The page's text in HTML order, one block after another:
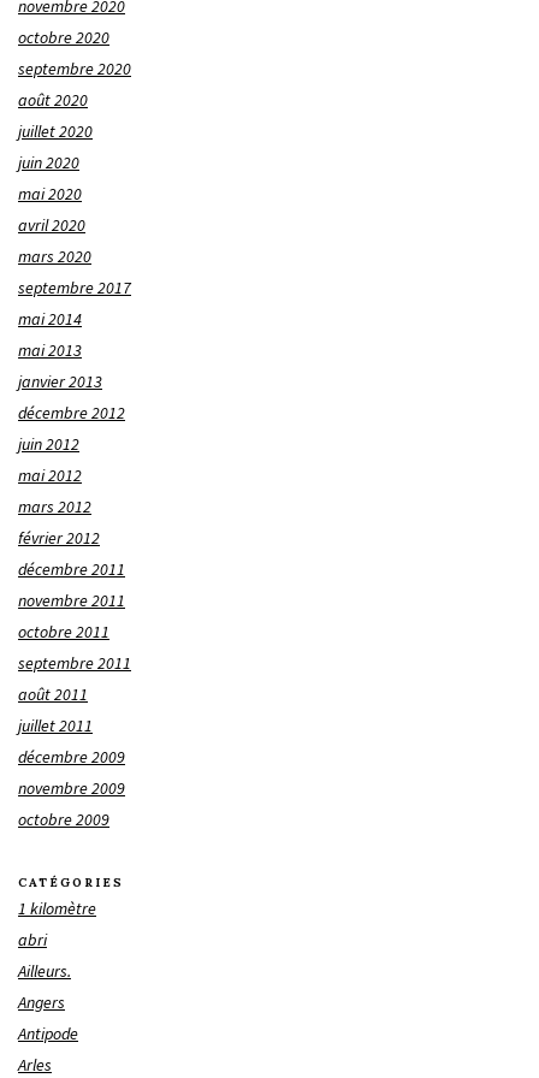
novembre 2020
octobre 2020
septembre 2020
août 2020
juillet 2020
juin 2020
mai 2020
avril 2020
mars 2020
septembre 2017
mai 2014
mai 2013
janvier 2013
décembre 2012
juin 2012
mai 2012
mars 2012
février 2012
décembre 2011
novembre 2011
octobre 2011
septembre 2011
août 2011
juillet 2011
décembre 2009
novembre 2009
octobre 2009
CATÉGORIES
1 kilomètre
abri
Ailleurs.
Angers
Antipode
Arles